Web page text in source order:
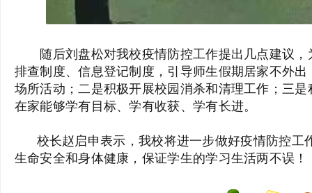
随后刘盘松对我校疫情防控工作提出几点建议，
排查制度、信息登记制度，引导师生假期居家不外
场所活动；二是积极开展校园消杀和清理工作；三
在家能够学有目标、学有收获、学有长进。
校长赵启申表示，我校将进一步做好疫情防控工
生命安全和身体健康，保证学生的学习生活两不误！